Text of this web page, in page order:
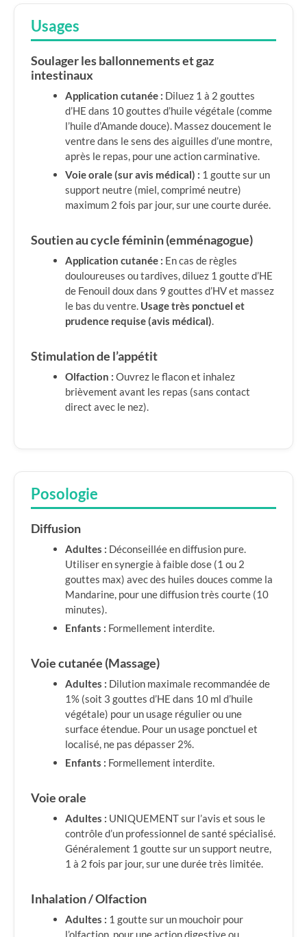
Usages
Soulager les ballonnements et gaz
intestinaux
Application cutanée : Diluez 1 à 2 gouttes
d’HE dans 10 gouttes d’huile végétale (comme
l’huile d’Amande douce). Massez doucement le
ventre dans le sens des aiguilles d’une montre,
après le repas, pour une action carminative.
Voie orale (sur avis médical) : 1 goutte sur un
support neutre (miel, comprimé neutre)
maximum 2 fois par jour, sur une courte durée.
Soutien au cycle féminin (emménagogue)
Application cutanée : En cas de règles
douloureuses ou tardives, diluez 1 goutte d’HE
de Fenouil doux dans 9 gouttes d’HV et massez
le bas du ventre. Usage très ponctuel et
prudence requise (avis médical).
Stimulation de l’appétit
Olfaction : Ouvrez le flacon et inhalez
brièvement avant les repas (sans contact
direct avec le nez).
Posologie
Diffusion
Adultes : Déconseillée en diffusion pure.
Utiliser en synergie à faible dose (1 ou 2
gouttes max) avec des huiles douces comme la
Mandarine, pour une diffusion très courte (10
minutes).
Enfants : Formellement interdite.
Voie cutanée (Massage)
Adultes : Dilution maximale recommandée de
1% (soit 3 gouttes d’HE dans 10 ml d’huile
végétale) pour un usage régulier ou une
surface étendue. Pour un usage ponctuel et
localisé, ne pas dépasser 2%.
Enfants : Formellement interdite.
Voie orale
Adultes : UNIQUEMENT sur l’avis et sous le
contrôle d’un professionnel de santé spécialisé.
Généralement 1 goutte sur un support neutre,
1 à 2 fois par jour, sur une durée très limitée.
Inhalation / Olfaction
Adultes : 1 goutte sur un mouchoir pour
l’olfaction, pour une action digestive ou